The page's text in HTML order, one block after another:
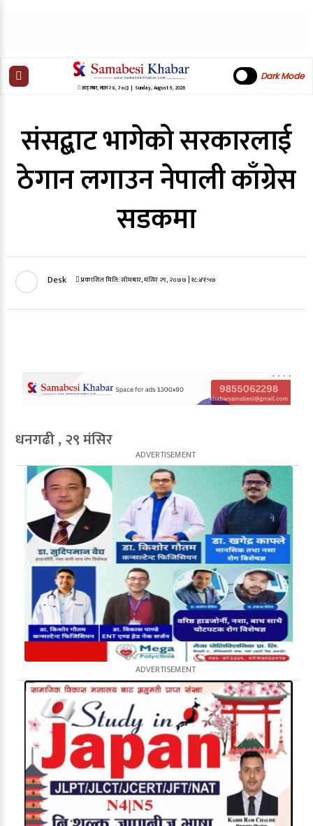
आइतबार,साउन २४,२०८३| Sunday, August 9, 2026
Dark Mode
संसद्बाट भागेको सरकारलाई
ठेगान लगाउन नेपाली काँग्रेस
सडकमा
Desk प्रकाशित मिति:सोमबार, मंसिर २९, २०७७ | १८:४१:५७
धनगढी , २९ मंसिर